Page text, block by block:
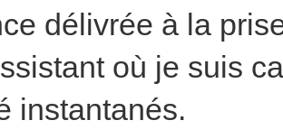
délivrée à la
où je suis
instantanés.